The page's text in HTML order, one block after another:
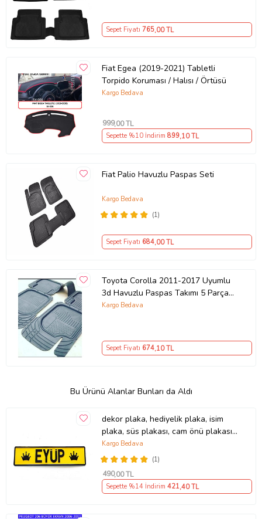
Sepet Fiyatı 765,00 TL
Fiat Egea (2019-2021) Tabletli
Torpido Koruması / Halısı / Örtüsü
Kargo Bedava
999,00 TL
Sepette %10 İndirim 899,10 TL
Fiat Palio Havuzlu Paspas Seti
(1)
Kargo Bedava
Sepet Fiyatı 684,00 TL
Toyota Corolla 2011-2017 Uyumlu
3d Havuzlu Paspas Takımı 5 Parça
Uygun Fiyat
Kargo Bedava
Sepet Fiyatı 674,10 TL
Bu Ürünü Alanlar Bunları da Aldı
dekor plaka, hediyelik plaka, isim
plaka, süs plakası, cam önü plakası,
tırcı plakası (Sarı-Siyah)
(1)
Kargo Bedava
490,00 TL
Sepette %14 İndirim 421,40 TL